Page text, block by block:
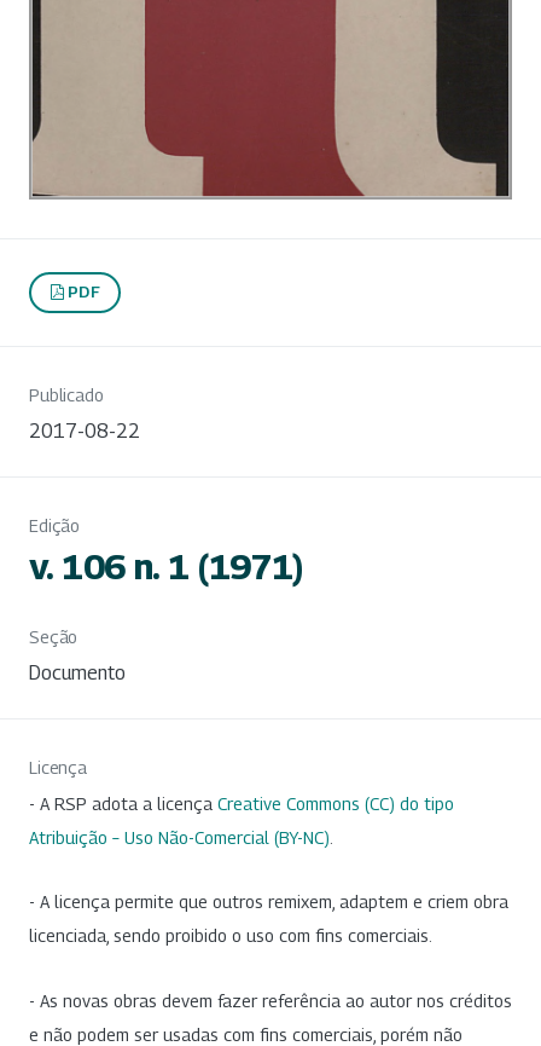
PDF
Publicado
2017-08-22
Edição
v. 106 n. 1 (1971)
Seção
Documento
Licença
- A RSP adota a licença Creative Commons (CC) do tipo
Atribuição – Uso Não-Comercial (BY-NC)
- A licença permite que outros remixem, adaptem e criem obra
licenciada, sendo proibido o uso com fins comerciais.
- As novas obras devem fazer referência ao autor nos créditos
e não podem ser usadas com fins comerciais, porém não